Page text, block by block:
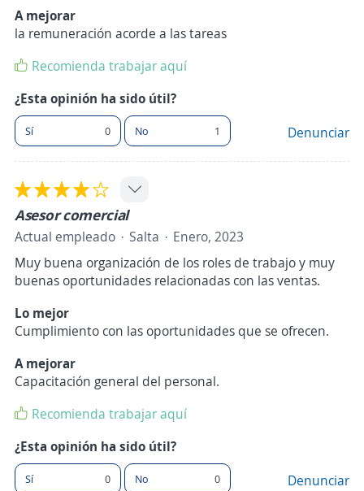
A mejorar
la remuneración acorde a las tareas
Recomienda trabajar aquí
¿Esta opinión ha sido útil?
Sí 0 No 1 Denunciar
Asesor comercial
Actual empleado Salta
Enero, 2023
Muy buena organización de los roles de trabajo y muy
buenas oportunidades relacionadas con las ventas.
Lo mejor
Cumplimiento con las oportunidades que se ofrecen.
A mejorar
Capacitación general del personal.
Recomienda trabajar aquí
¿Esta opinión ha sido útil?
Sí 0 No 0 Denunciar